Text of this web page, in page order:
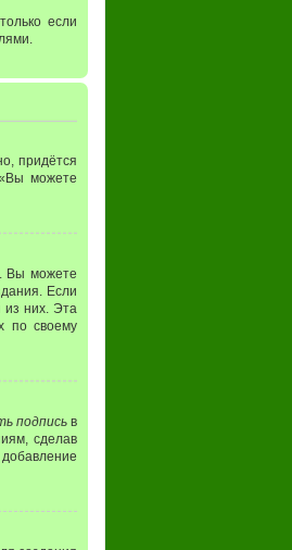
если
придётся
можете
Вы можете
Если
из них. Эта
по своему
подписьв
сделав